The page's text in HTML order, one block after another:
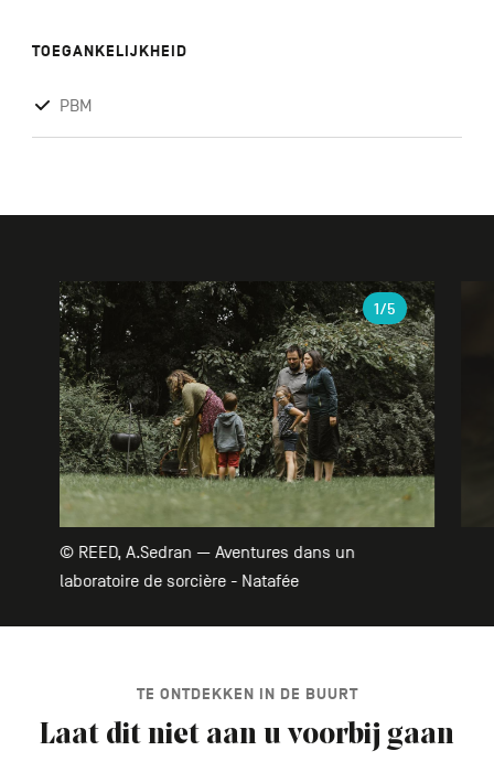
TOEGANKELIJKHEID
PBM
Galerie
© REED, A.Sedran — Aventures dans un
laboratoire de sorcière - Natafée
1/5
TE ONTDEKKEN IN DE BUURT
Laat dit niet aan u voorbij gaan